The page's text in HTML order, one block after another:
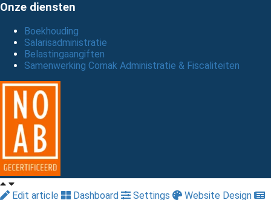
Onze diensten
Boekhouding
Salarisadministratie
Belastingaangiften
Samenwerking Comak Administratie & Fiscaliteiten
Edit article Dashboard Settings Website Design